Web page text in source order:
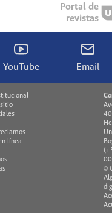
Portal de
revistas
YouTube Email
línea
©